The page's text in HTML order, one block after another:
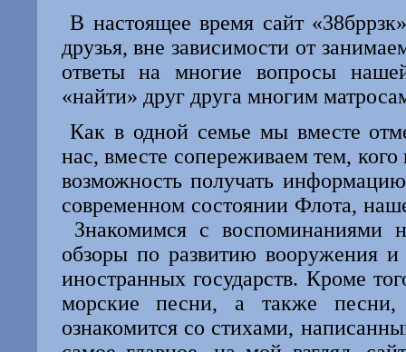
В настоящее время сайт
друзья, вне зависимости от
ответы на многие вопросы
«найти» друг друга многим
Как в одной семье мы вместе
нас, вместе сопереживаем тем, кого
возможность получать
современном состоянии Флота,
Знакомимся с воспоминаниями
обзоры по развитию вооружения
иностранных государств. Кроме
морские песни, а также песни,
ознакомится со стихами,